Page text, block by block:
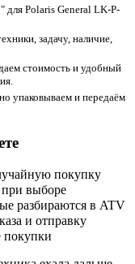
для Polaris General LK-P-
задачу, наличие,
стоимость и удобный
упаковываем и передаём
покупку
выборе
разбираются в ATV
и отправку
покупки